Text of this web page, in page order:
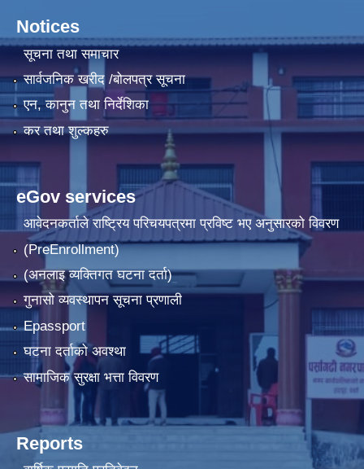
Notices
सूचना तथा समाचार
सार्वजनिक खरीद /बोलपत्र सूचना
एन, कानुन तथा निर्देशिका
कर तथा शुल्कहरु
eGov services
आवेदनकर्ताले राष्‍ट्रिय परिचयपत्रमा प्रविष्ट भए अनुसारको विवरण
(PreEnrollment)
(अनलाइ व्यक्तिगत घटना दर्ता)
गुनासो व्यवस्थापन सूचना प्रणाली
Epassport
घटना दर्ताको अवश्था
सामाजिक सुरक्षा भत्ता विवरण
Reports